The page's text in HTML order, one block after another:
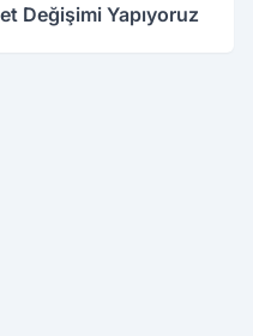
Değişimi Yapıyoruz